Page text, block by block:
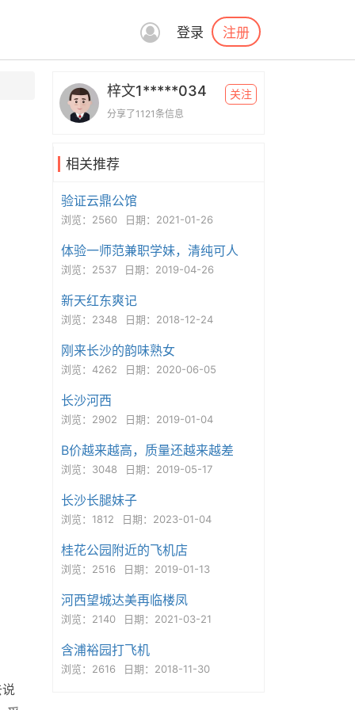
登录 注册
梓文1*****034
分享了1121条信息
关注
相关推荐
验证云鼎公馆
浏览：2560 日期：2021-01-26
体验一师范兼职学妹，清纯可人
浏览：2537 日期：2019-04-26
新天红东爽记
浏览：2348 日期：2018-12-24
刚来长沙的韵味熟女
浏览：4262 日期：2020-06-05
长沙河西
浏览：2902 日期：2019-01-04
B价越来越高，质量还越来越差
浏览：3048 日期：2019-05-17
长沙长腿妹子
浏览：1812 日期：2023-01-04
桂花公园附近的飞机店
浏览：2516 日期：2019-01-13
河西望城达美再临楼凤
浏览：2140 日期：2021-03-21
含浦裕园打飞机
浏览：2616 日期：2018-11-30